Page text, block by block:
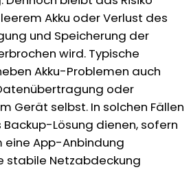
Akku oder Verlust des
und Speicherung der
wird. Typische
Akku-Problemen auch
oder
Gerät selbst. In solchen Fällen
Lösung dienen, sofern
App-Anbindung
stabile Netzabdeckung